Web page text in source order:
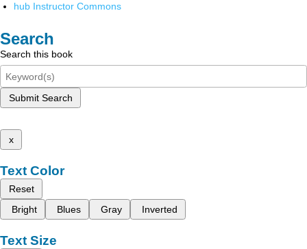
hub Instructor Commons
Search
Search this book
Submit Search
x
Text Color
Reset
Bright
Blues Gray Inverted
Text Size